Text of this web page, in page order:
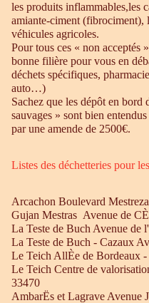
les produits inflammables,les
amiante-ciment (fibrociment),
véhicules agricoles.
Pour tous ces « non acceptés
bonne filière pour vous en
déchets spécifiques,
auto…)
Sachez que les dépôt en
sauvages » sont bien
par une amende de 2500€.
Listes des déchetteries pour
Arcachon Boulevard
Gujan Mestras Avenue de
La Teste de Buch Avenue de
La Teste de Buch - Cazaux
Le Teich AllÈe de Bordeaux -
Le Teich Centre de
33470
AmbarËs et Lagrave Avenue